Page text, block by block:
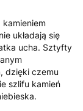
układają się
ucha. Sztyfty
dzięki czemu
szlifu kamień